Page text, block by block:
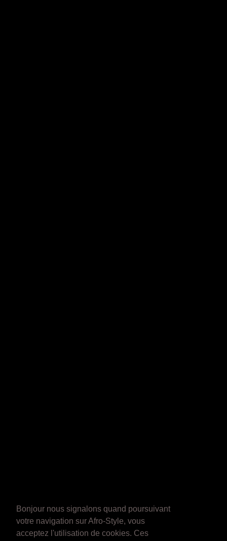
Bonjour nous signalons quand poursuivant
votre navigation sur Afro-Style, vous
acceptez l'utilisation de cookies. Ces